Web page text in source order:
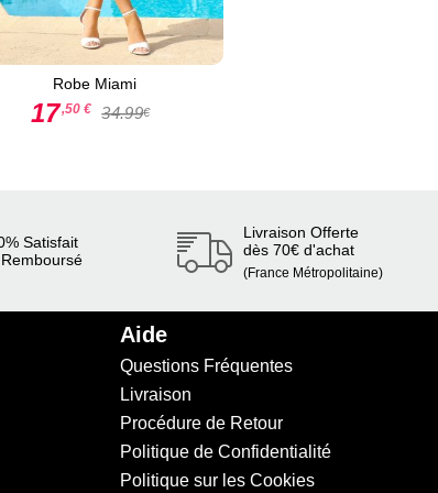
Robe Miami
17,50 € 34.99€
Satisfait
Livraison Offerte
dès 70€ d'achat
(France Métropolitaine)
Aide
Questions Fréquentes
Livraison
Procédure de Retour
Politique de Confidentialité
Politique sur les Cookies